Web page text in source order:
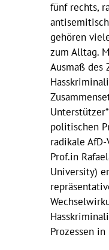
fünf rechts,
gehören
zum Alltag.
Ausmaß des
politischen
radikale
Prof.in
University)
Prozessen